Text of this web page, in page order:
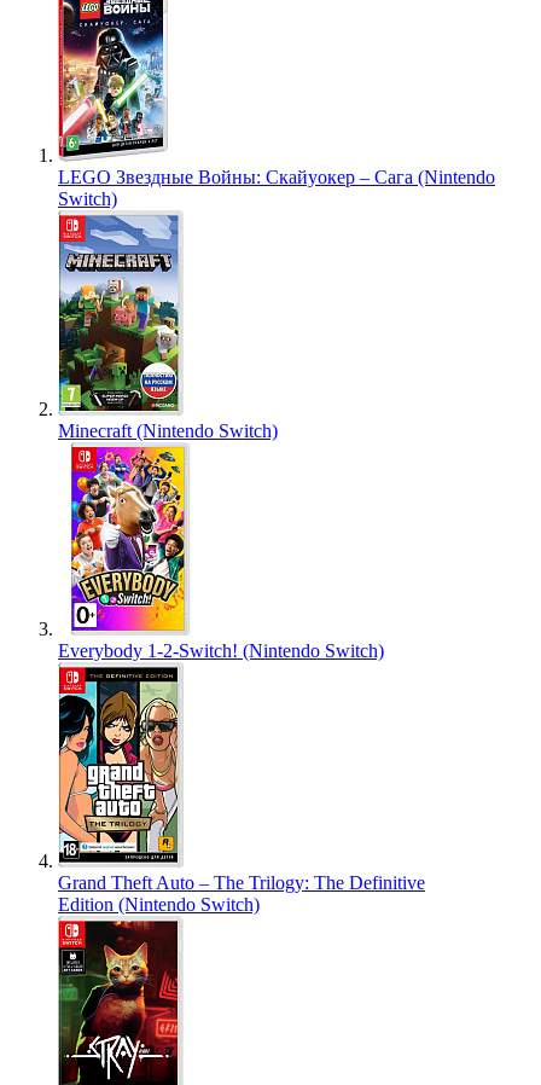
LEGO Звездные Войны: Скайуокер – Сага (Nintendo
Switch)
Minecraft (Nintendo Switch)
Everybody 1-2-Switch! (Nintendo Switch)
Grand Theft Auto – The Trilogy: The Definitive
Edition (Nintendo Switch)